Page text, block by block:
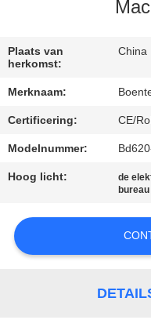
GEVALLEN
SOLUTION
Plaats van
herkomst:
China
Merknaam:
Certificering: CE/
Modelnummer:
Hoog licht: de